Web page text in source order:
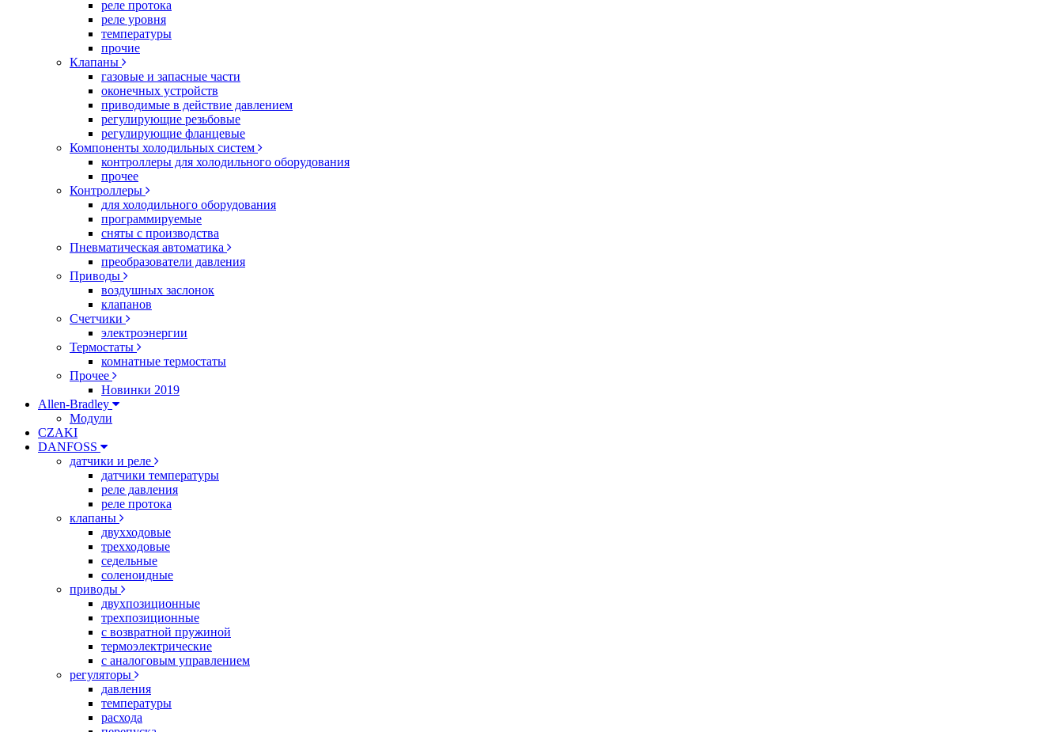
реле протока
реле уровня
температуры
прочие
Клапаны
газовые и запасные части
оконечных устройств
приводимые в действие давлением
регулирующие резьбовые
регулирующие фланцевые
Компоненты холодильных систем
контроллеры для холодильного оборудования
прочее
Контроллеры
для холодильного оборудования
программируемые
сняты с производства
Пневматическая автоматика
преобразователи давления
Приводы
воздушных заслонок
клапанов
Счетчики
электроэнергии
Термостаты
комнатные термостаты
Прочее
Новинки 2019
Allen-Bradley
Модули
CZAKI
DANFOSS
датчики и реле
датчики температуры
реле давления
реле протока
клапаны
двухходовые
трехходовые
седельные
соленоидные
приводы
двухпозиционные
трехпозиционные
с возвратной пружиной
термоэлектрические
с аналоговым управлением
регуляторы
давления
температуры
расхода